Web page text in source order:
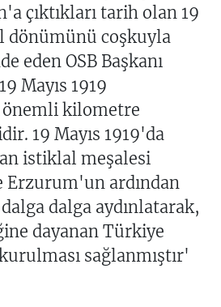
çıktıkları tarih olan 19
dönümünü coşkuyla
eden OSB Başkanı
Mayıs 1919
kilometre
19 Mayıs 1919'da
istiklal meşalesi
Erzurum'un ardından
dalga aydınlatarak,
dayanan Türkiye
sağlanmıştır'